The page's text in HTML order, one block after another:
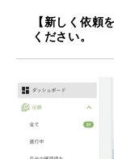
【新しく依頼
ください。